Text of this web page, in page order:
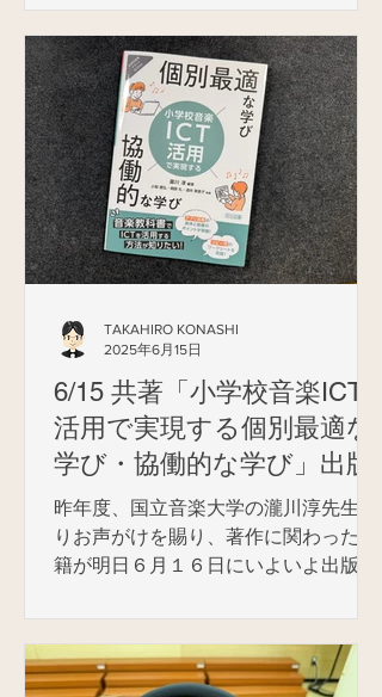
ップで再生する。...
トーンの操作解説がメインの「導入
編」については、無償でダウンロード
ができます。）...
6/15 共著「小学校音楽ICT
活用で実現する個別最適な
学び・協働的な学び」出版
昨年度、国立音楽大学の瀧川淳先生よ
りお声がけを賜り、著作に関わった書
籍が明日６月１６日にいよいよ出版と
執筆に携わるご縁を頂いたのですが、
今回はワークシートが付いた大型本で
TAKAHIRO KONASHI
2025年6月15日